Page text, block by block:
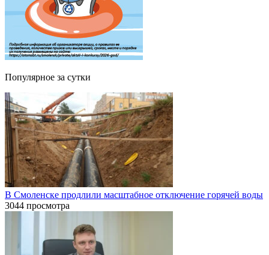
Популярное за сутки
В Смоленске продлили масштабное отключение горячей воды
3044 просмотра